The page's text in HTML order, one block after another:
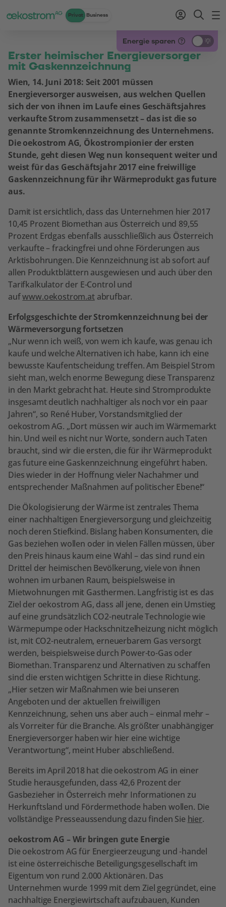
Privat Business
Energie sparen
Erster heimischer Energieversorger
mit Gaskennzeichnung
Wien, 14. Juni 2018: Seit 2001 müssen
Energieversorger ausweisen, aus welchen Quellen
sich der von ihnen im Laufe eines Geschäftsjahres
verkaufte Strom zusammensetzt – das ist die so
genannte Stromkennzeichnung des Unternehmens.
Die oekostrom AG, Ökostrompionier der ersten
Stunde, geht diesen Weg nun konsequent weiter und
weist für das Geschäftsjahr 2017 eine freiwillige
Gaskennzeichnung für ihr Wärmeprodukt gas future
aus.
Damit ist ersichtlich, dass das Unternehmen hier 2017
10,45 Prozent Biomethan aus Österreich und 89,55
Prozent Erdgas ebenfalls ausschließlich aus Österreich
verkaufte – frackingfrei und ohne Förderungen aus
Arktisbohrungen. Die Kennzeichnung ist ab sofort auf
allen Produktblättern ausgewiesen und auch über den
Tarifkalkulator der E-Control und
aufwww.oekostrom.atabrufbar.
Erfolgsgeschichte der Stromkennzeichnung bei der
Wärmeversorgung fortsetzen
„Nur wenn ich weiß, von wem ich kaufe, was genau ich
kaufe und welche Alternativen ich habe, kann ich eine
bewusste Kaufentscheidung treffen. Am Beispiel Strom
sieht man, welch enorme Bewegung diese Transparenz
in den Markt gebracht hat. Heute sind Stromprodukte
insgesamt deutlich nachhaltiger als noch vor ein paar
Jahren“, so René Huber, Vorstandsmitglied der
oekostrom AG. „Dort müssen wir auch im Wärmemarkt
hin. Und weil es nicht nur Worte, sondern auch Taten
braucht, sind wir die ersten, die für ihr Wärmeprodukt
gas future eine Gaskennzeichnung eingeführt haben.
Dies wieder in der Hoffnung vieler Nachahmer und
entsprechender Maßnahmen auf politischer Ebene!“
Die Ökologisierung der Wärme ist zentrales Thema
einer nachhaltigen Energieversorgung und gleichzeitig
noch deren Stiefkind. Bislang haben Konsumenten, die
Gas beziehen wollen oder in vielen Fällen müssen, über
den Preis hinaus kaum eine Wahl – das sind rund ein
Drittel der heimischen Bevölkerung, viele von ihnen
wohnen im urbanen Raum, beispielsweise in
Mietwohnungen mit Gasthermen. Langfristig ist es das
Ziel der oekostrom AG, dass all jene, denen ein Umstieg
auf eine grundsätzlich CO2-neutrale Technologie wie
Wärmepumpe oder Hackschnitzelheizung nicht möglich
ist, mit CO2-neutralem, erneuerbarem Gas versorgt
werden, beispielsweise durch Power-to-Gas oder
Biomethan. Transparenz und Alternativen zu schaffen
sind die ersten wichtigen Schritte in diese Richtung.
„Hier setzen wir Maßnahmen wie bei unseren
Angeboten und der aktuellen freiwilligen
Kennzeichnung, sehen uns aber auch – einmal mehr –
als Vorreiter für die Branche. Als größter unabhängiger
Energieversorger haben wir hier eine wichtige
Verantwortung“, meint Huber abschließend.
Bereits im April 2018 hat die oekostrom AG in einer
Studie herausgefunden, dass 42,6 Prozent der
Gasbezieher in Österreich mehr Informationen zu
Herkunftsland und Fördermethode haben wollen. Die
vollständige Presseaussendung dazu finden Sie hier.
oekostrom AG – Wir bringen gute Energie
Die oekostrom AG für Energieerzeugung und -handel
ist eine österreichische Beteiligungsgesellschaft im
Eigentum von rund 2.000 Aktionären. Das
Unternehmen wurde 1999 mit dem Ziel gegründet, eine
nachhaltige Energiewirtschaft aufzubauen, Kunden